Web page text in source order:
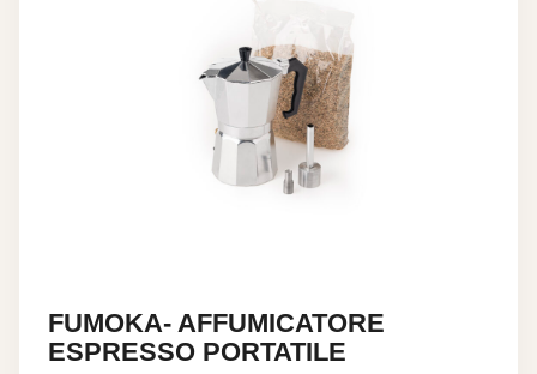
FUMOKA- AFFUMICATORE
ESPRESSO PORTATILE